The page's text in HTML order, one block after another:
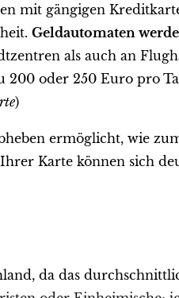
mit gängigen
Geldautomaten
als auch an
200 oder 250 Euro pro
)
ermöglicht, wie
Karte können sich
da das